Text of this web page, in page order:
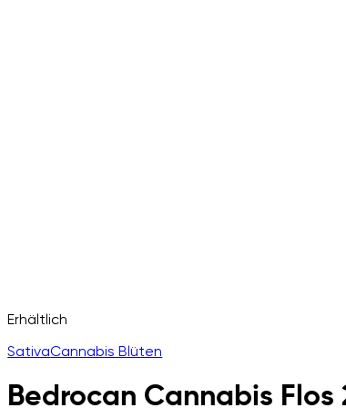
Erhältlich
SativaCannabis Blüten
Bedrocan Cannabis Flos